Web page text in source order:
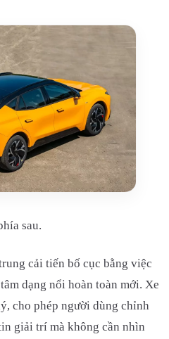
sau.
cải tiến bố cục bằng việc
dạng nổi hoàn toàn mới. Xe
cho phép người dùng chỉnh
giải trí mà không cần nhìn